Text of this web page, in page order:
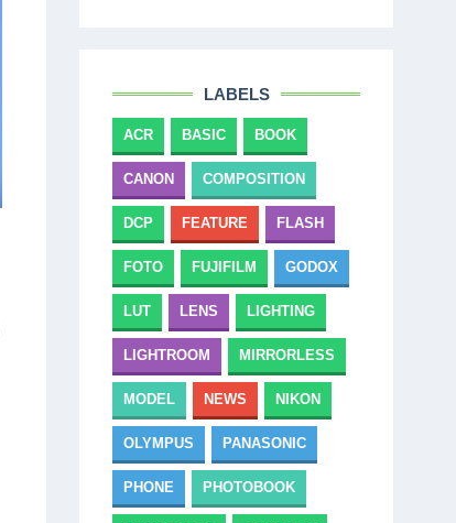
LABELS
ACR BASIC BOOK
CANON COMPOSITION
DCP FEATURE FLASH
FOTO FUJIFILM GODOX
LUT LENS LIGHTING
LIGHTROOM MIRRORLESS
MODEL NEWS NIKON
OLYMPUS PANASONIC
PHONE PHOTOBOOK